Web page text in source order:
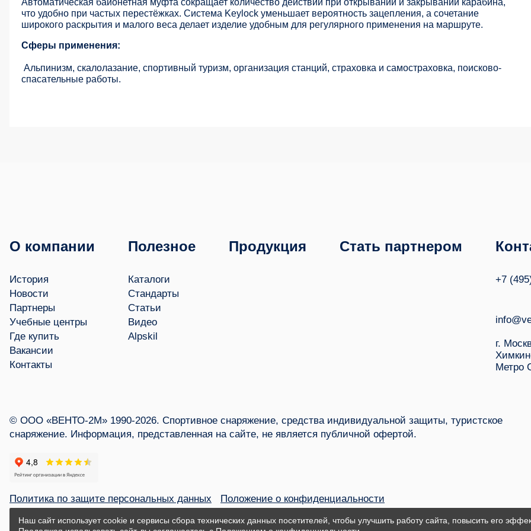
Автоматическая байонетная муфта сокращает количество действий при открывании и закрывании карабина,
что удобно при частых перестёжках. Система Keylock уменьшает вероятность зацепления, а сочетание
широкого раскрытия и малого веса делает изделие удобным для регулярного применения на маршруте.
Сферы применения:
Альпинизм, скалолазание, спортивный туризм, организация станций, страховка и самостраховка, поисково-
спасательные работы.
О компании
История
Новости
Партнеры
Учебные центры
Где купить
Вакансии
Контакты
Полезное
Каталоги
Стандарты
Статьи
Видео
Alpskil
Продукция Стать партнером
+7
г.
Метро
© ООО «ВЕНТО-2М» 1990-2026. Спортивное снаряжение, средства индивидуальной защиты, туристское
снаряжение. Информация, представленная на сайте, не является публичной офертой.
Политика по защите персональных данных Положение о конфиденциальности
Наш сайт использует cookie и сервисы сбора технических данных посетителей, чтобы улучшить работу сайта, повысить его